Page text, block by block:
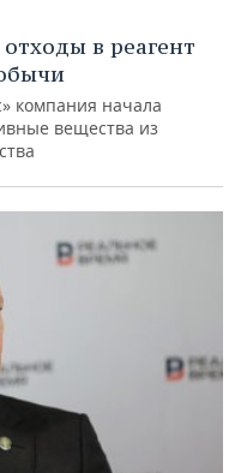
в реагент
компания начала
вещества из